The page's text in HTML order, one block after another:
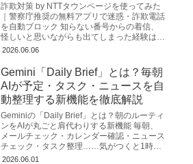
詐欺対策 by NTTタウンページを使ってみた
｜警察庁推奨の無料アプリで迷惑・詐欺電話
を自動ブロック 知らない番号からの着信、
怪しいと思いながらも出てしまった経験はな
いでしょうか？2026年3月、警察庁が公式に
2026.06.06
Gemini「Daily Brief」とは？毎朝
AIが予定・タスク・ニュースを自
動整理する新機能を徹底解説
Geminiの「Daily Brief」とは？朝のルーティ
ンをAIが丸ごと肩代わりする新機能 毎朝、
メールチェック・カレンダー確認・ニュース
チェック・タスク整理……気がつくと1時間
が消えていた、という経験はないだろう
2026.06.01